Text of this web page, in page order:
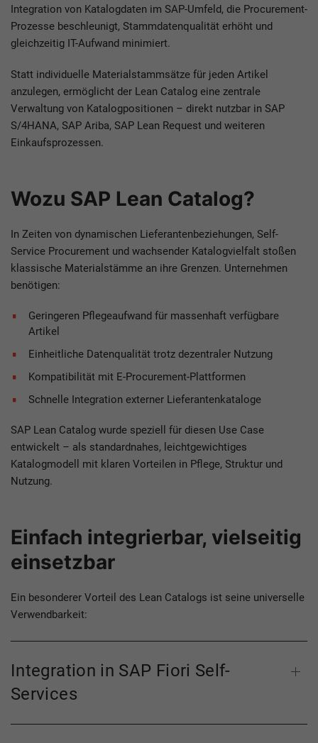
Integration von Katalogdaten im SAP-Umfeld, die Procurement-
Prozesse beschleunigt, Stammdatenqualität erhöht und
gleichzeitig IT-Aufwand minimiert.
Statt individuelle Materialstammsätze für jeden Artikel
anzulegen, ermöglicht der Lean Catalog eine zentrale
Verwaltung von Katalogpositionen – direkt nutzbar in SAP
S/4HANA, SAP Ariba, SAP Lean Request und weiteren
Einkaufsprozessen.
Wozu SAP Lean Catalog?
In Zeiten von dynamischen Lieferantenbeziehungen, Self-
Service Procurement und wachsender Katalogvielfalt stoßen
klassische Materialstämme an ihre Grenzen. Unternehmen
benötigen:
Geringeren Pflegeaufwand für massenhaft verfügbare
Artikel
Einheitliche Datenqualität trotz dezentraler Nutzung
Kompatibilität mit E-Procurement-Plattformen
Schnelle Integration externer Lieferantenkataloge
SAP Lean Catalog wurde speziell für diesen Use Case
entwickelt – als standardnahes, leichtgewichtiges
Katalogmodell mit klaren Vorteilen in Pflege, Struktur und
Nutzung.
Einfach integrierbar, vielseitig
einsetzbar
Ein besonderer Vorteil des Lean Catalogs ist seine universelle
Verwendbarkeit:
Integration in SAP Fiori Self-
Services